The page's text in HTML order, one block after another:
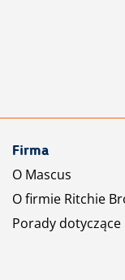
Firma
O Mascus
O firmie Ritchie
Porady